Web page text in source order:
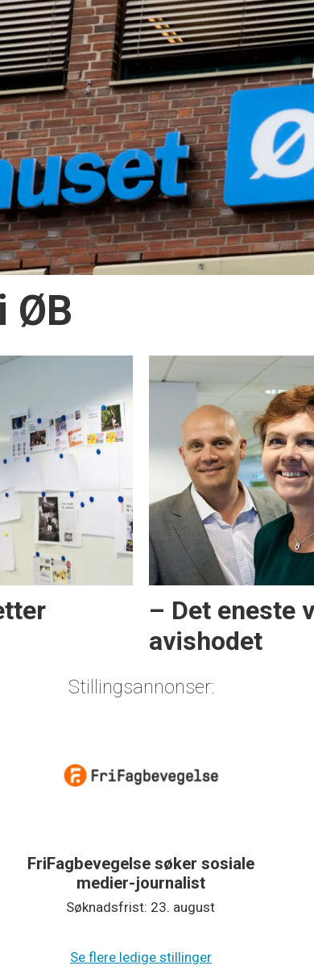
ØB
– Det eneste
avishodet
Stillingsannonser:
FriFagbevegelse søker sosiale
medier-journalist
Søknadsfrist: 23. august
Se flere ledige stillinger